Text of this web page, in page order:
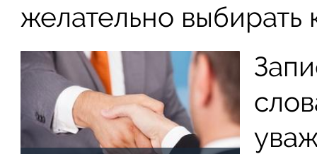
желательно выбирать